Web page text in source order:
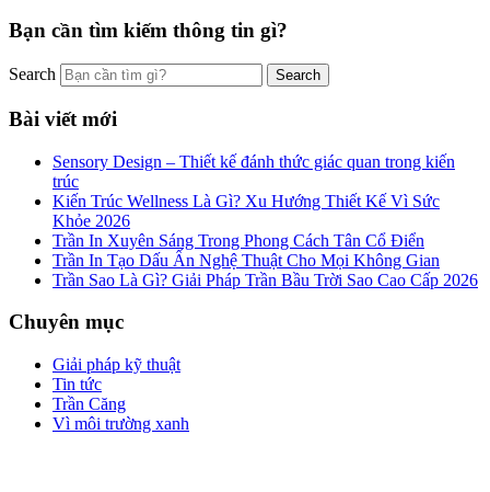
Bạn cần tìm kiếm thông tin gì?
Search
Bài viết mới
Sensory Design – Thiết kế đánh thức giác quan trong kiến
trúc
Kiến Trúc Wellness Là Gì? Xu Hướng Thiết Kế Vì Sức
Khỏe 2026
Trần In Xuyên Sáng Trong Phong Cách Tân Cổ Điển
Trần In Tạo Dấu Ấn Nghệ Thuật Cho Mọi Không Gian
Trần Sao Là Gì? Giải Pháp Trần Bầu Trời Sao Cao Cấp 2026
Chuyên mục
Giải pháp kỹ thuật
Tin tức
Trần Căng
Vì môi trường xanh